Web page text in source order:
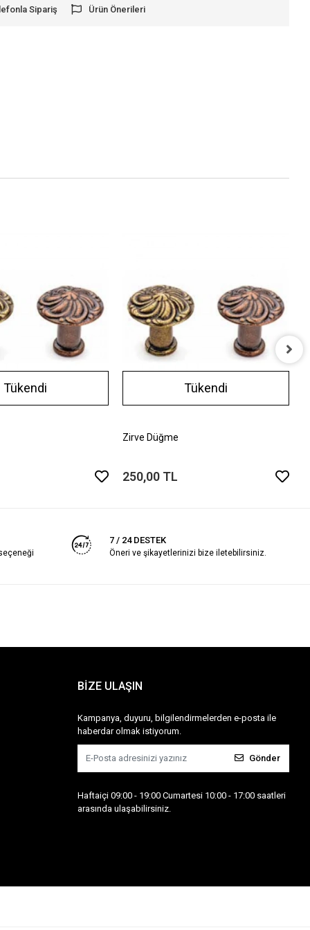
Sipariş Ürün Önerileri
Tükendi Tükendi
Zirve Düğme
250,00 TL
7 / 24 DESTEK
Öneri ve şikayetlerinizi bize iletebilirsiniz.
BİZE ULAŞIN
Kampanya, duyuru, bilgilendirmelerden e-posta ile
haberdar olmak istiyorum.
Gönder
Haftaiçi 09:00 - 19:00 Cumartesi 10:00 - 17:00 saatleri
arasında ulaşabilirsiniz.